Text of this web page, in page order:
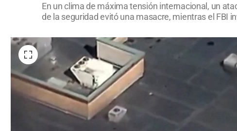
En un clima de máxima tensión internacional, un
de la seguridad evitó una masacre, mientras el FBI